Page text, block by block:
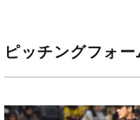
ピッチングフォー